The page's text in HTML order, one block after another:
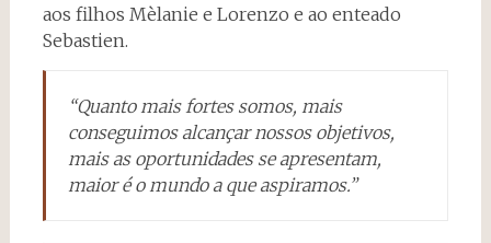
aos filhos Mèlanie e Lorenzo e ao enteado
Sebastien.
“Quanto mais fortes somos, mais
conseguimos alcançar nossos objetivos,
mais as oportunidades se apresentam,
maior é o mundo a que aspiramos.”